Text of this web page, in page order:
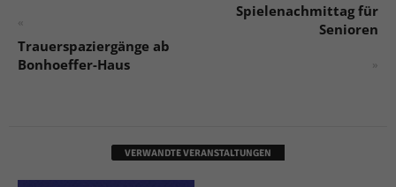
«
Trauerspaziergänge ab
Bonhoeffer-Haus
Spielenachmittag für
Senioren
»
VERWANDTE VERANSTALTUNGEN